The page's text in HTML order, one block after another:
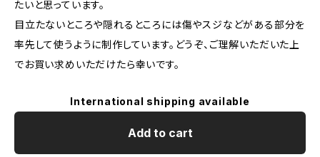
たいと思っています。
目立たないところや隠れるところには傷やスジなどがある部分を
率先して使うように制作しています。どうぞ、ご理解いただいた上
でお買い求めいただけたら幸いです。
International shipping available
Add to cart